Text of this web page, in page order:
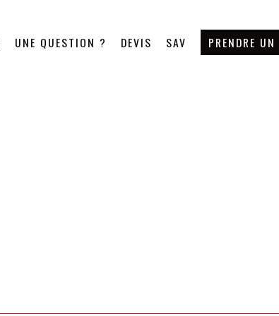
UNE QUESTION ? DEVIS SAV PRENDRE